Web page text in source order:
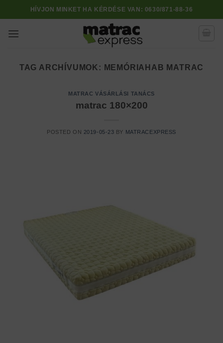
to
content
HÍVJON MINKET HA KÉRDÉSE VAN: 0630/871-88-36
TAG ARCHÍVUMOK: MEMÓRIAHAB MATRAC
MATRAC VÁSÁRLÁSI TANÁCS
matrac 180×200
POSTED ON 2019-05-23 BY MATRACEXPRESS